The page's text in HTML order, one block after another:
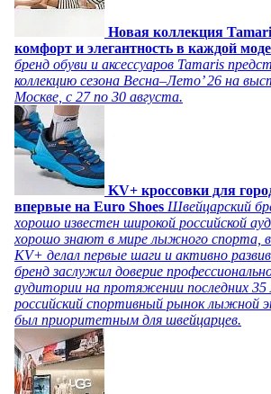
Новая коллекция
комфорт и элегантность в каждой
бренд обуви и аксессуаров Tamaris
коллекцию сезона Весна–Лето’ 26 на
Москве, с 27 по 30 августа.
KV+ кроссовки для
впервые на Euro Shoes Швейцарский
хорошо известен широкой российской
хорошо знают в мире лыжного спорта,
KV+ делал первые шаги и активно
бренд заслужил доверие
аудитории на протяжении последних
российский спортивный рынок лыжной
был приоритетным для швейцарцев.